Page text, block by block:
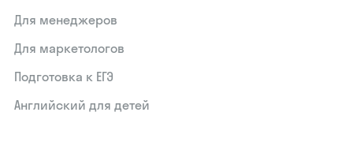
Для менеджеров
Для маркетологов
Подготовка к ЕГЭ
Английский для детей